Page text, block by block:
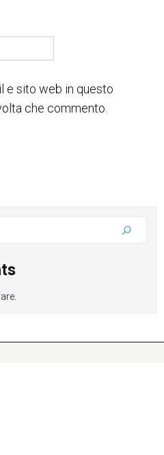
e sito web in questo
che commento.